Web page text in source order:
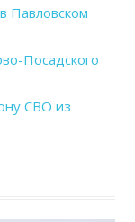
Павловском
Посадского
СВО из